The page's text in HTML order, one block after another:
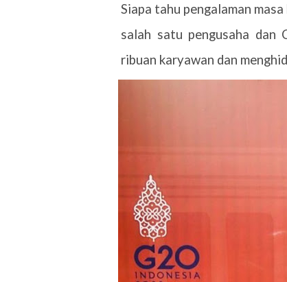
Siapa tahu pengalaman
salah satu pengusaha dan
ribuan karyawan dan